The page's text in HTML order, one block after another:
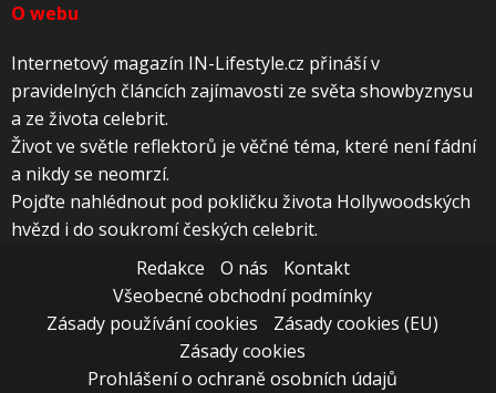
O webu
Internetový magazín IN-Lifestyle.cz přináší v
pravidelných článcích zajímavosti ze světa showbyznysu
a ze života celebrit.
Život ve světle reflektorů je věčné téma, které není fádní
a nikdy se neomrzí.
Pojďte nahlédnout pod pokličku života Hollywoodských
hvězd i do soukromí českých celebrit.
Redakce
O nás
Kontakt
Všeobecné obchodní podmínky
Zásady používání cookies
Zásady cookies (EU)
Zásady cookies
Prohlášení o ochraně osobních údajů